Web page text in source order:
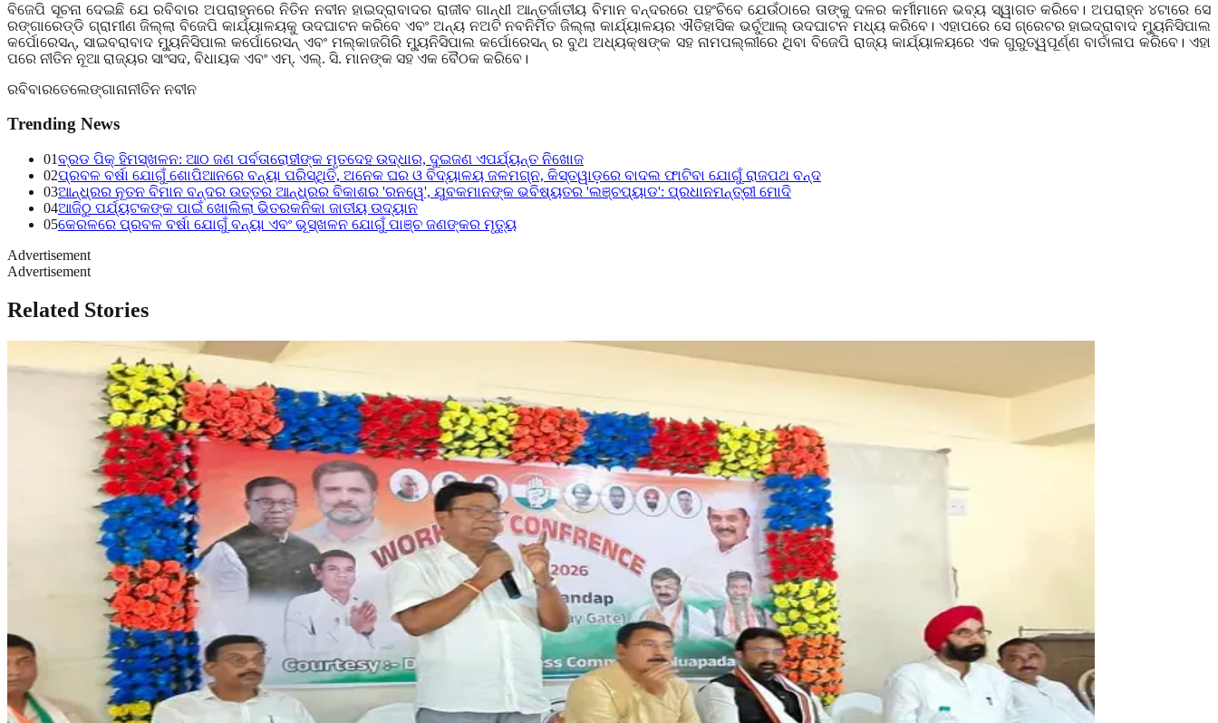
ବିଜେପି ସୂଚନା ଦେଇଛି ଯେ ରବିବାର ଅପରାହ୍ନରେ ନିତିନ ନବୀନ ହାଇଦ୍ରାବାଦର ରାଜୀବ ଗାନ୍ଧୀ ଆନ୍ତର୍ଜାତୀୟ ବିମାନ ବନ୍ଦରରେ ପହଂଚିବେ ଯେଉଁଠାରେ ତାଙ୍କୁ ଦଳର କର୍ମୀମାନେ ଭବ୍ୟ ସ୍ୱାଗତ କରିବେ। ଅପରାହ୍ନ ୪ଟାରେ ସେ
ରଙ୍ଗାରେଡ୍ଡି ଗ୍ରାମୀଣ ଜିଲ୍ଲା ବିଜେପି କାର୍ଯ୍ୟାଳୟକୁ ଉଦଘାଟନ କରିବେ ଏବଂ ଅନ୍ୟ ନଅଟି ନବନିର୍ମିତ ଜିଲ୍ଲା କାର୍ଯ୍ୟାଳୟର ଐତିହାସିକ ଭର୍ଚୁଆଲ୍ ଉଦଘାଟନ ମଧ୍ୟ କରିବେ। ଏହାପରେ ସେ ଗ୍ରେଟର ହାଇଦ୍ରାବାଦ ମ୍ୟୁନିସିପାଲ
କର୍ପୋରେସନ୍,ସାଇବରାବାଦ ମ୍ୟୁନିସିପାଲ କର୍ପୋରେସନ୍ ଏବଂ ମଲ୍କାଜଗିରି ମ୍ୟୁନିସିପାଲ କର୍ପୋରେସନ୍ ର ବୁଥ ଅଧ୍ୟକ୍ଷଙ୍କ ସହ ନାମପଲ୍ଲୀରେ ଥିବା ବିଜେପି ରାଜ୍ୟ କାର୍ଯ୍ୟାଳୟରେ ଏକ ଗୁରୁତ୍ୱପୂର୍ଣ୍ଣ ବାର୍ତାଳାପ କରିବେ। ଏହା
ପରେ ନୀତିନ ନୂଆ ରାଜ୍ୟର ସାଂସଦ, ବିଧାୟକ ଏବଂ ଏମ୍. ଏଲ୍. ସି. ମାନଙ୍କ ସହ ଏକ ବୈଠକ କରିବେ।
ରବିବାରତେଲେଙ୍ଗାନାନୀତିନ ନବୀନ
Trending News
01ବ୍ରଡ ପିକ୍ ହିମସ୍ଖଳନ: ଆଠ ଜଣ ପର୍ବତାରୋହୀଙ୍କ ମୃତଦେହ ଉଦ୍ଧାର, ଦୁଇଜଣ ଏପର୍ଯ୍ୟନ୍ତ ନିଖୋଜ
02ପ୍ରବଳ ବର୍ଷା ଯୋଗୁଁ ଶୋପିଆନରେ ବନ୍ୟା ପରିସ୍ଥିତି, ଅନେକ ଘର ଓ ବିଦ୍ୟାଳୟ ଜଳମଗ୍ନ, କିସ୍ତୱାଡ଼ରେ ବାଦଲ ଫାଟିବା ଯୋଗୁଁ ରାଜପଥ ବନ୍ଦ
03ଆନ୍ଧ୍ରର ନୂତନ ବିମାନ ବନ୍ଦର ଉତ୍ତର ଆନ୍ଧ୍ରର ବିକାଶର 'ରନୱେ', ଯୁବକମାନଙ୍କ ଭବିଷ୍ୟତର 'ଲଞ୍ଚପ୍ୟାଡ': ପ୍ରଧାନମନ୍ତ୍ରୀ ମୋଦି
04ଆଜିଠୁ ପର୍ଯ୍ୟଟକଙ୍କ ପାଇଁ ଖୋଲିଲା ଭିତରକନିକା ଜାତୀୟ ଉଦ୍ୟାନ
05କେରଳରେ ପ୍ରବଳ ବର୍ଷା ଯୋଗୁଁ ବନ୍ୟା ଏବଂ ଭୂସ୍ଖଳନ ଯୋଗୁଁ ପାଞ୍ଚ ଜଣଙ୍କର ମୃତ୍ୟୁ
Advertisement
Advertisement
Related Stories